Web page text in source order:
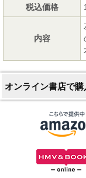
税込価格
内容
オンライン書店で購